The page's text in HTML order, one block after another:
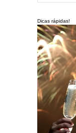
Dicas rápidas!